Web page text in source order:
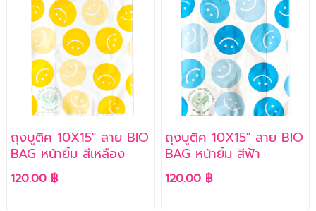
ถุงบูติค 10X15" ลาย BIO
BAG หน้ายิ้ม สีเหลือง
120.00 ฿
ถุงบูติค 10X15" ลาย BIO
BAG หน้ายิ้ม สีฟ้า
120.00 ฿